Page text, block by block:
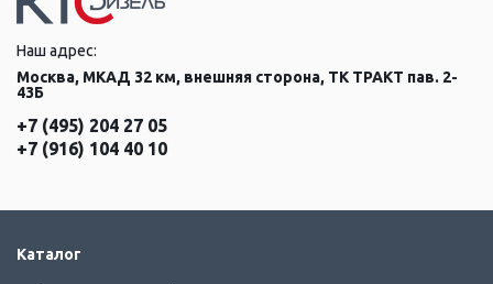
Наш адрес:
Москва, МКАД 32 км, внешняя сторона, ТК ТРАКТ пав. 2-
43Б
+7 (495) 204 27 05
+7 (916) 104 40 10
Каталог